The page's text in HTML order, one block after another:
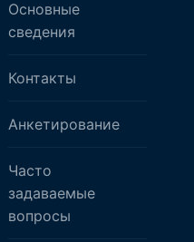
Основные
сведения
Контакты
Анкетирование
Часто
задаваемые
вопросы